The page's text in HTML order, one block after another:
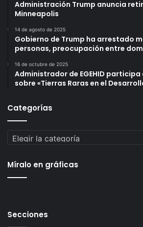
Administración Trump anuncia
Minneapolis
14 de agosto de 2025
Gobierno de Trump ha arrestado
personas, preocupación entre
16 de octubre de 2025
Administrador de EGEHID
sobre «Tierras Raras en el
Categorías
Categorías
Míralo en gráficas
Secciones